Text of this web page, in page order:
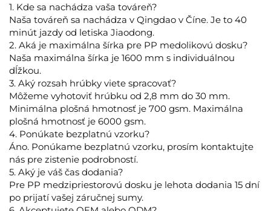
1. Kde sa nachádza vaša továreň?
Naša továreň sa nachádza v Qingdao v Číne. Je to 40
minút jazdy od letiska Jiaodong.
2. Aká je maximálna šírka pre PP medolikovú dosku?
Naša maximálna šírka je 1600 mm s individuálnou
dĺžkou.
3. Aký rozsah hrúbky viete spracovať?
Môžeme vyhotoviť hrúbku od 2,8 mm do 30 mm.
Minimálna plošná hmotnosť je 700 gsm. Maximálna
plošná hmotnosť je 6000 gsm.
4. Ponúkate bezplatnú vzorku?
Áno. Ponúkame bezplatnú vzorku, prosím kontaktujte
nás pre zistenie podrobností.
5. Aký je váš čas dodania?
Pre PP medzipriestorovú dosku je lehota dodania 15 dní
po prijatí vašej záručnej sumy.